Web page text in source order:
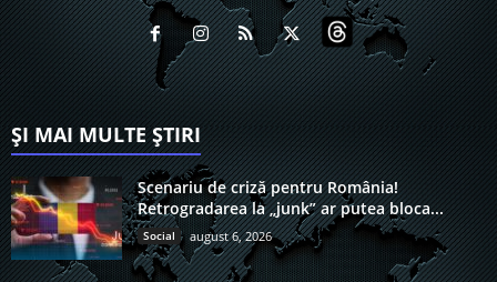
ȘI MAI MULTE ȘTIRI
Scenariu de criză pentru România!
Retrogradarea la „junk” ar putea bloca...
Social august 6, 2026